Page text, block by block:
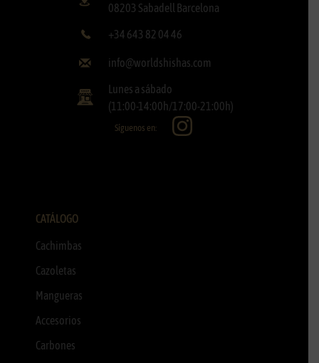
08203 Sabadell Barcelona
+34 643 82 04 46
info@worldshishas.com
Lunes a sábado
(11:00-14:00h/17:00-21:00h)
Síguenos en:
CATÁLOGO
Cachimbas
Cazoletas
Mangueras
Accesorios
Carbones